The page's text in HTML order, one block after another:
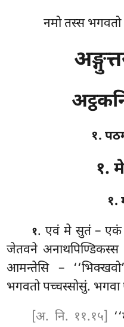
नमो तस्स भगवतो
१.
१.
१.
१. एवं मे सुतं – एकं
जेतवने
आमन्तेसि –
भगवतो पच्चस्सोसुं. भगवा
[अ. नि. ११.१५]